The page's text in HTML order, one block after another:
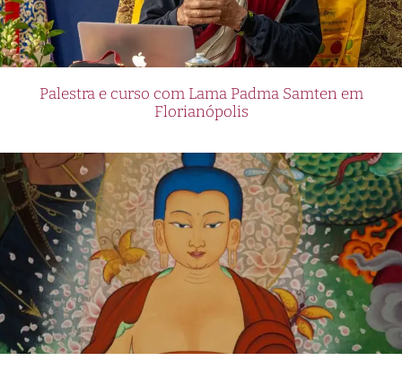
Palestra e curso com Lama Padma Samten em
Florianópolis